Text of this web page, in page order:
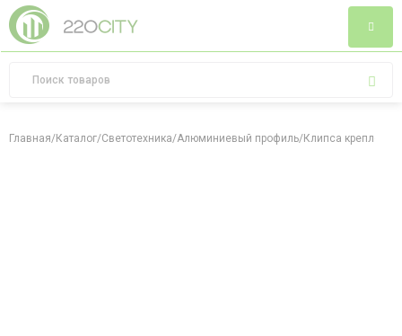
Главная/Каталог/Светотехника/Алюминиевый профиль/Клипса